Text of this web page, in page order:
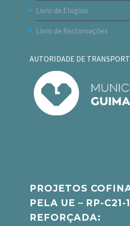
Livro de Elogios
Livro de Reclamações
AUTORIDADE DE
PROJETOS
PELA UE – RP-
REFORÇADA: